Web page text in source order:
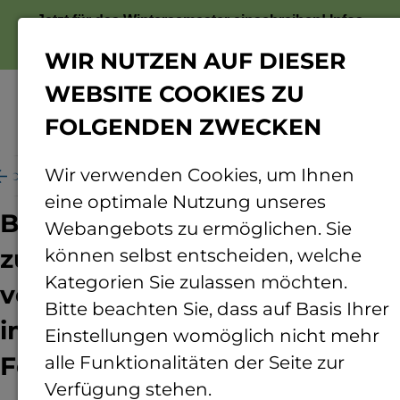
Jetzt für das Wintersemester einschreiben!Infos
ums Forschen Projekte BONuS Feldhamster
Biodiversitätsuntersuchung
zur Effizienz und Optimierung
von NaturSchutzmaßnahmen
im Bereich der
Feldhamsterschutzflächen
WIR NUTZEN AUF DIESER
WEBSITE COOKIES ZU
FOLGENDEN ZWECKEN
Wir verwenden Cookies, um Ihnen
eine optimale Nutzung unseres
Webangebots zu ermöglichen. Sie
können selbst entscheiden, welche
Kategorien Sie zulassen möchten.
Bitte beachten Sie, dass auf Basis Ihrer
Einstellungen womöglich nicht mehr
alle Funktionalitäten der Seite zur
Verfügung stehen.